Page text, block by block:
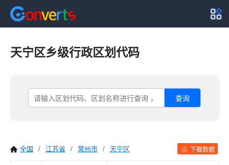
天宁区乡级行政区划代码
查询
全国 / 江苏省 / 常州市 / 天宁区 下载数据